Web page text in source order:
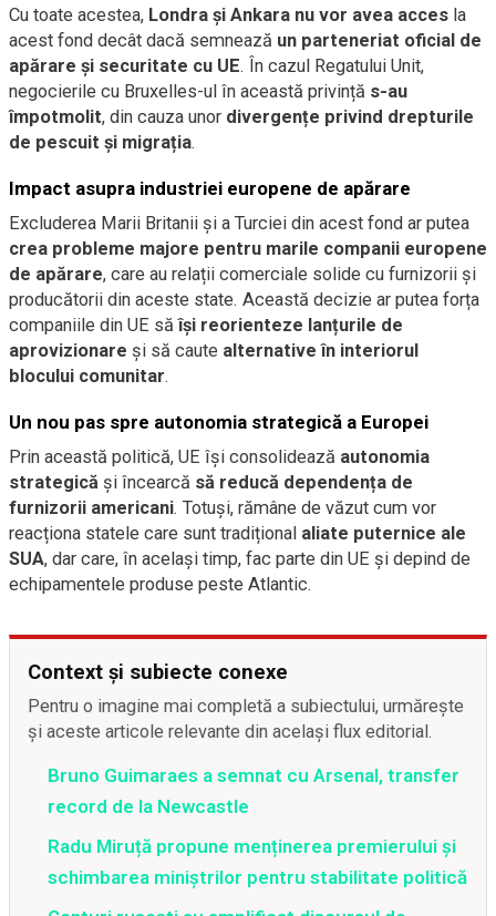
Cu toate acestea, Londra și Ankara nu vor avea acces la
acest fond decât dacă semnează un parteneriat oficial de
apărare și securitate cu UE. În cazul Regatului Unit,
negocierile cu Bruxelles-ul în această privință s-au
împotmolit, din cauza unor divergențe privind drepturile
de pescuit și migrația.
Impact asupra industriei europene de apărare
Excluderea Marii Britanii și a Turciei din acest fond ar putea
crea probleme majore pentru marile companii europene
de apărare, care au relații comerciale solide cu furnizorii și
producătorii din aceste state. Această decizie ar putea forța
companiile din UE săîși reorienteze lanțurile de
aprovizionare și să caute alternative în interiorul
blocului comunitar.
Un nou pas spre autonomia strategică a Europei
Prin această politică, UE își consolidează autonomia
strategică și încearcă să reducă dependența de
furnizorii americani. Totuși, rămâne de văzut cum vor
reacționa statele care sunt tradițional aliate puternice ale
SUA, dar care, în același timp, fac parte din UE și depind de
echipamentele produse peste Atlantic.
Context și subiecte conexe
Pentru o imagine mai completă a subiectului, urmărește
și aceste articole relevante din același flux editorial.
Bruno Guimaraes a semnat cu Arsenal, transfer
record de la Newcastle
Radu Miruță propune menținerea premierului și
schimbarea miniștrilor pentru stabilitate politică